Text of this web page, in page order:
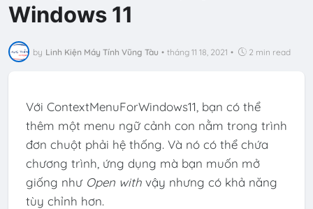
Windows 11
by Linh Kiện Máy Tính Vũng Tàu • tháng 11 18, 2021 • 2 min read
Với ContextMenuForWindows11, bạn có thể
thêm một menu ngữ cảnh con nằm trong trình
đơn chuột phải hệ thống. Và nó có thể chứa
chương trình, ứng dụng mà bạn muốn mở
giống như Open withvậy nhưng có khả năng
tùy chỉnh hơn.